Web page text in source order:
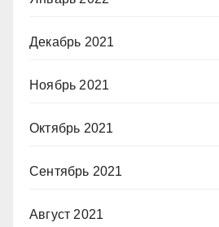
Декабрь 2021
Ноябрь 2021
Октябрь 2021
Сентябрь 2021
Август 2021